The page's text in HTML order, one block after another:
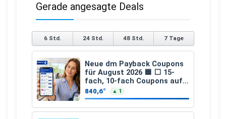
Gerade angesagte Deals
6 Std. 24 Std. 48 Std. 7 Tage
Neue dm Payback Coupons
für August 2026 🟦 ⬜ 15-
fach, 10-fach Coupons auf
den gesamten Einkauf ab 2
€
840,6° ▲ 1